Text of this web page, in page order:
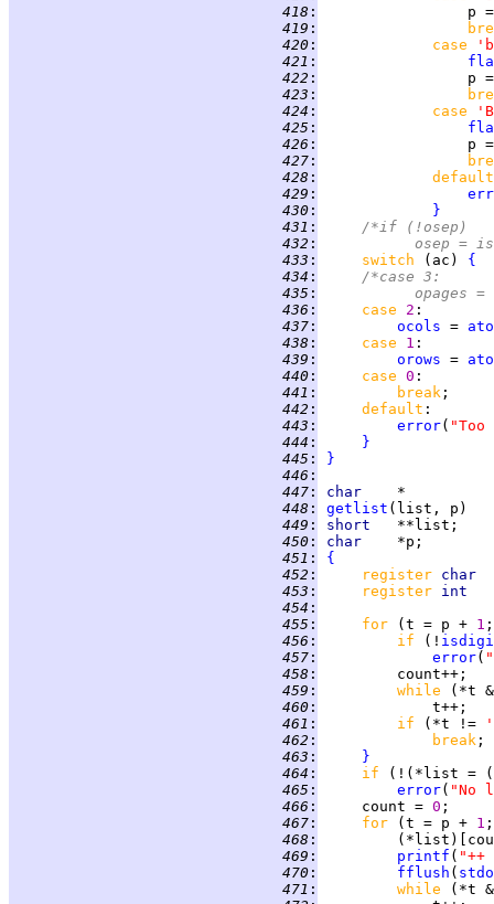
418 :
p
419 :
420 : case
421 :
422 :
p
423 :
424 : case
425 :
426 :
p
427 :
428 :
default
429 :
430 :
}
431 :
/*if (!osep)
432 :
osep =
433 : switch (ac) {
434 :
/*case 3:
435 :
opages
436 : case 2
437 : ocols =
438 : case 1
439 : orows =
440 : case 0
441 : break
442 : default
443 : error( "Too
444 :
}
445 :
}
446 :
447 : char
448 : getlist
449 : short
450 : char
451 :
{
452 : register
453 : register
454 :
455 : for (t = p + 1
456 : if (!
457 : error(
458 :
459 : while
(*t
460 :
461 : if (*t !=
462 : break
463 :
}
464 : if
(!(*list = (
465 : error( "No
466 :
     count =
0
467 : for (t = p + 1
468 :
469 : printf ( "++
470 : fflush (
471 : while
(*t